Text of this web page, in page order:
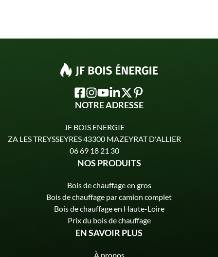
NOTRE ADRESSE
JF BOIS ENERGIE
ZA LES TREYSSEYRES 43300 MAZEYRAT D'ALLIER
06 69 18 21 30
NOS PRODUITS
Bois de chauffage en gros
Bois de chauffage par camion complet
Bois de chauffage en Haute-Loire
Prix du bois de chauffage
EN SAVOIR PLUS
À propos